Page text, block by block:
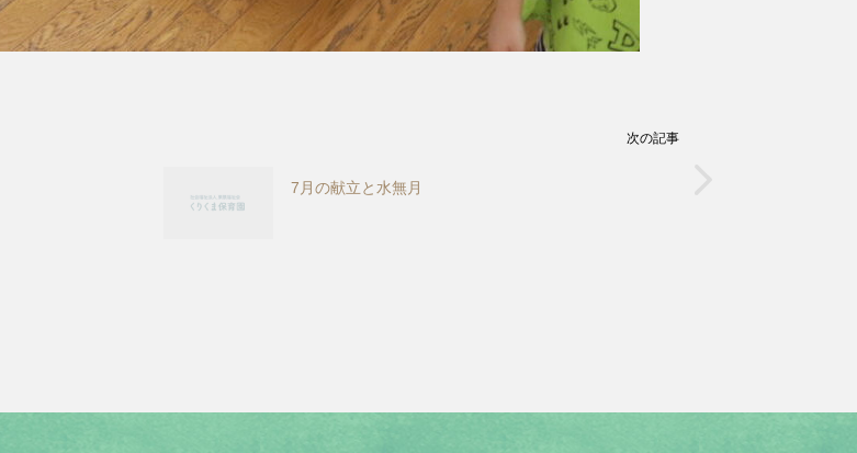
次の記事
7月の献立と水無月